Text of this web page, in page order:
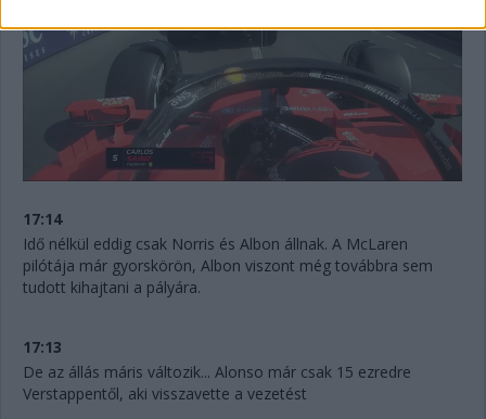
17:14
Idő nélkül eddig csak Norris és Albon állnak. A McLaren
pilótája már gyorskörön, Albon viszont még továbbra sem
tudott kihajtani a pályára.
17:13
De az állás máris változik... Alonso már csak 15 ezredre
Verstappentől, aki visszavette a vezetést